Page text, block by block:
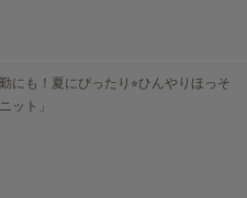
にも！夏にぴったり⭐︎ひんやりほっそ
ット」